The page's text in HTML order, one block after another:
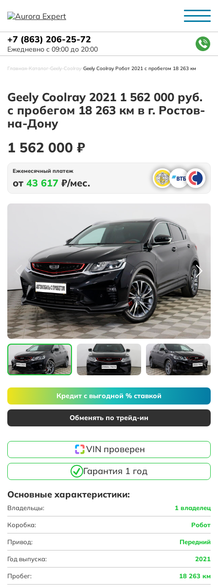
+7 (863) 206-25-72
Ежедневно с 09:00 до 20:00
Главная-Каталог-Geely-Coolray-Geely Coolray Робот 2021 с пробегом 18 263 км
Geely Coolray 2021 1 562 000 руб.
с пробегом 18 263 км в г. Ростов-
на-Дону
1 562 000 ₽
Ежемесячный платеж
от 43 617 ₽/мес.
Кредит с выгодной % ставкой
Обменять по трейд-ин
VIN проверен
Гарантия 1 год
Основные характеристики:
Владельцы: 1 владелец
Коробка: Робот
Привод: Передний
Год выпуска: 2021
Пробег: 18 263 км